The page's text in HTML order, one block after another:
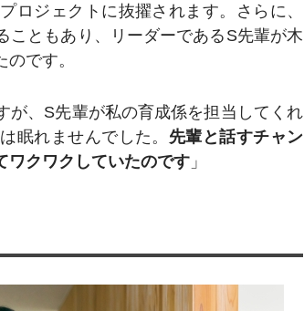
ジェクトに抜擢されます。さらに、
こともあり、リーダーであるS先輩が木
です。
が、S先輩が私の育成係を担当してくれ
眠れませんでした。 先輩と話すチャン
ワクワクしていたのです 」